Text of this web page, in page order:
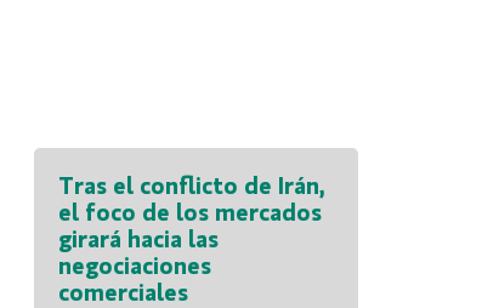
Tras el conflicto de Irán,
el foco de los mercados
girará hacia las
negociaciones
comerciales